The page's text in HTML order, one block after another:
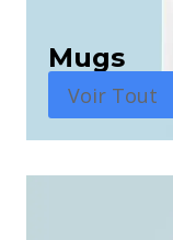
Mugs
Voir Tout